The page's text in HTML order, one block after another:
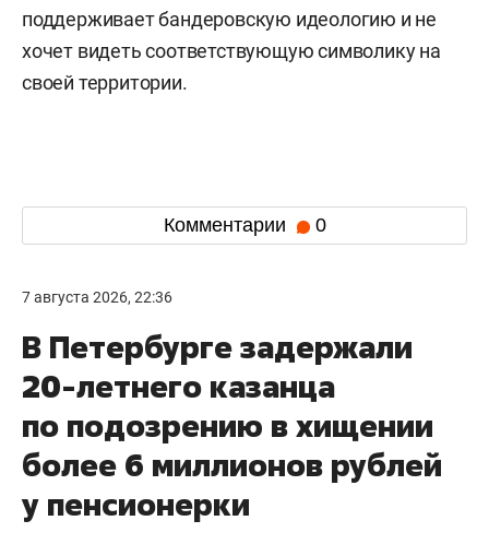
поддерживает бандеровскую идеологию и не
хочет видеть соответствующую символику на
своей территории.
Комментарии 0
7 августа 2026, 22:36
В Петербурге задержали
20-летнего казанца
по подозрению в хищении
более 6 миллионов рублей
у пенсионерки